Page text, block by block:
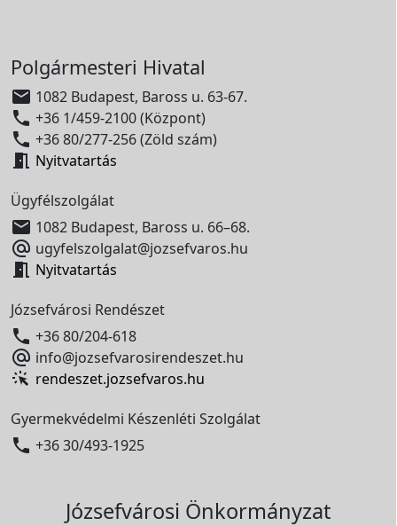
Polgármesteri Hivatal
 1082 Budapest, Baross u. 63-67.
 +36 1/459-2100 (Központ)
 +36 80/277-256 (Zöld szám)
 Nyitvatartás
Ügyfélszolgálat
 1082 Budapest, Baross u. 66–68.
 ugyfelszolgalat@jozsefvaros.hu
 Nyitvatartás
Józsefvárosi Rendészet
 +36 80/204-618
 info@jozsefvarosirendeszet.hu
rendeszet.jozsefvaros.hu
Gyermekvédelmi Készenléti Szolgálat
 +36 30/493-1925
Józsefvárosi Önkormányzat